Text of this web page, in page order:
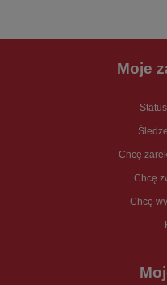
Moje
Chcę
Chcę
Chcę